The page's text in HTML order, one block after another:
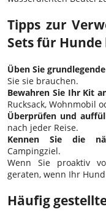
Tipps zur
Sets für
Üben Sie
Sie sie brauchen.
Bewahren Sie Ihr Kit
Rucksack, Wohnmobil
Überprüfen und
nach jeder Reise.
Kennen Sie die
Campingziel.
Wenn Sie proaktiv
geraten, wenn Ihr
Häufig